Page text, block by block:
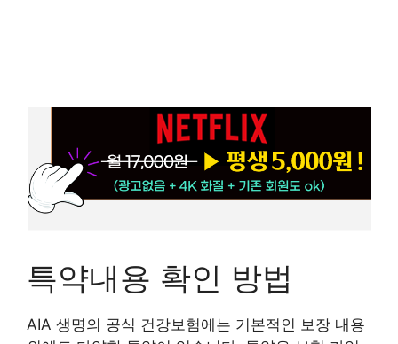
특약내용 확인 방법
AIA 생명의 공식 건강보험에는 기본적인 보장 내용